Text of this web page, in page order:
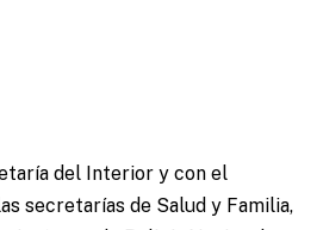
del Interior y con el
secretarías de Salud y Familia,